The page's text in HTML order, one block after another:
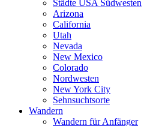
Städte USA Südwesten
Arizona
California
Utah
Nevada
New Mexico
Colorado
Nordwesten
New York City
Sehnsuchtsorte
Wandern
Wandern für Anfänger